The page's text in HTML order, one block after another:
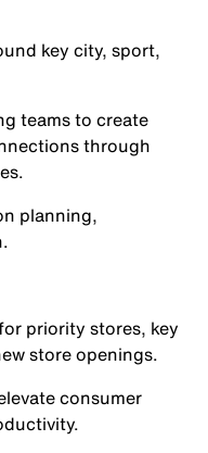
key city, sport,
teams to create
through
planning,
priority stores, key
store openings.
consumer